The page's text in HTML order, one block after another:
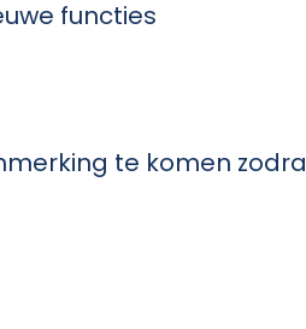
functies
te komen zodra